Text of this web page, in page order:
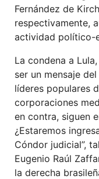
Fernández de
respectivamente,
actividad político-
La condena a
ser un mensaje
líderes populares
corporaciones
en contra, siguen
¿Estaremos
Cóndor judicial”,
Eugenio Raúl
la derecha